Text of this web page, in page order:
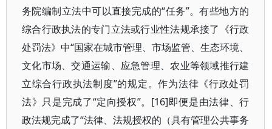
务院编制立法中可以直接完成的“任务”。有些地方的
综合行政执法的专门立法或行业性法规承接了《行政
处罚法》中“国家在城市管理、市场监管、生态环境、
文化市场、交通运输、应急管理、农业等领域推行建
立综合行政执法制度”的规定。作为法律《行政处罚
法》只是完成了“定向授权”。[16]即便是由法律、行
政法规完成了“法律、法规授权的（具有管理公共事务